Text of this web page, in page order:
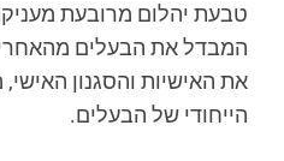
טבעת יהלום מרובעת
המבדל את הבעלים
את האישיות והסגנון
הייחודי של הבעלים.